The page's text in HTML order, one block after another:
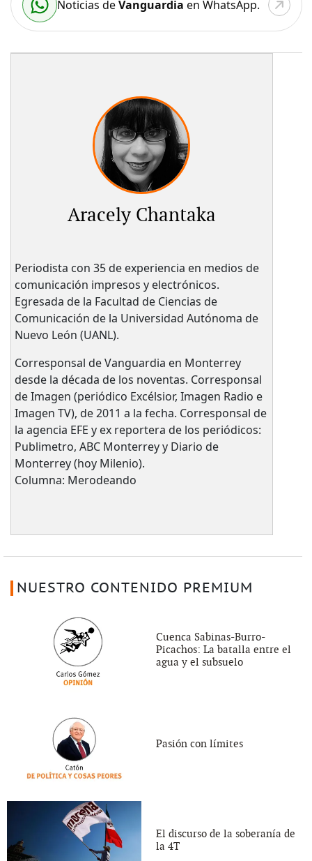
Noticias deVanguardia en WhatsApp.
Aracely Chantaka
Periodista con 35 de experiencia en medios de
comunicación impresos y electrónicos.
Egresada de la Facultad de Ciencias de
Comunicación de la Universidad Autónoma de
Nuevo León (UANL).
Corresponsal de Vanguardia en Monterrey
desde la década de los noventas. Corresponsal
de Imagen (periódico Excélsior, Imagen Radio e
Imagen TV), de 2011 a la fecha. Corresponsal de
la agencia EFE y ex reportera de los periódicos:
Publimetro, ABC Monterrey y Diario de
Monterrey (hoy Milenio).
Columna: Merodeando
NUESTRO CONTENIDO PREMIUM
Cuenca Sabinas-Burro-
Picachos: La batalla entre el
agua y el subsuelo
Pasión con límites
El discurso de la soberanía de
la 4T